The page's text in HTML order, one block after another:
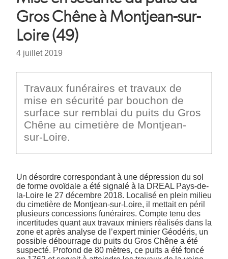
d'Ariane
Gros Chêne à Montjean-sur-
Loire (49)
Date
4 juillet 2019
Travaux funéraires et travaux de
mise en sécurité par bouchon de
surface sur remblai du puits du Gros
Chêne au cimetière de Montjean-
sur-Loire.
Texte
Un désordre correspondant à une dépression du sol
de forme ovoïdale a été signalé à la DREAL Pays-de-
la-Loire le 27 décembre 2018. Localisé en plein milieu
du cimetière de Montjean-sur-Loire, il mettait en péril
plusieurs concessions funéraires. Compte tenu des
incertitudes quant aux travaux miniers réalisés dans la
zone et après analyse de l’expert minier Géodéris, un
possible débourrage du puits du Gros Chêne a été
suspecté. Profond de 80 mètres, ce puits a été foncé